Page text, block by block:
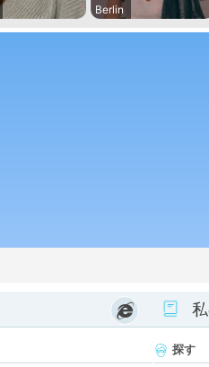
Berlin
探す